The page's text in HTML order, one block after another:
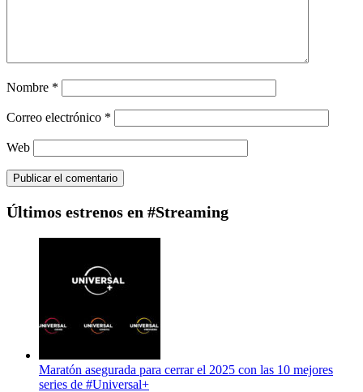
Nombre *
Correo electrónico *
Web
Últimos estrenos en #Streaming
Maratón asegurada para cerrar el 2025 con las 10 mejores
series de #Universal+